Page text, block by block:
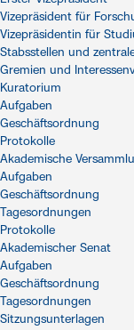
Vizepräsident für
Vizepräsidentin für
Stabsstellen und
Gremien und
Kuratorium
Aufgaben
Geschäftsordnung
Protokolle
Akademische
Aufgaben
Geschäftsordnung
Tagesordnungen
Protokolle
Akademischer Senat
Aufgaben
Geschäftsordnung
Tagesordnungen
Sitzungsunterlagen